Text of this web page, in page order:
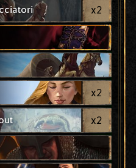
x2
x2
x2